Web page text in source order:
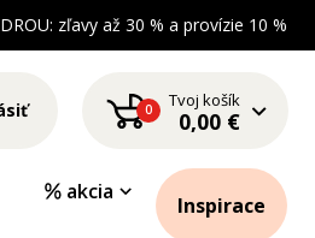
zľavy až 30 % a provízie 10 %
0 Tvoj košík
0,00 €
akcia
Inspirace